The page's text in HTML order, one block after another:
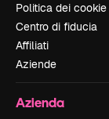
Politica dei cookie
Centro di fiducia
Affiliati
Aziende
Azienda